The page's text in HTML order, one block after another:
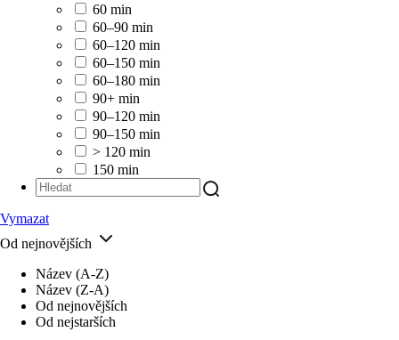
60 min
60–90 min
60–120 min
60–150 min
60–180 min
90+ min
90–120 min
90–150 min
> 120 min
150 min
Vymazat
Od nejnovějších
Název (A-Z)
Název (Z-A)
Od nejnovějších
Od nejstarších